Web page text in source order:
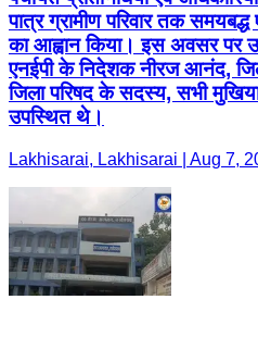
पात्र ग्रामीण परिवार तक
का आह्वान किया। इस अवसर पर
एनईपी के निदेशक नीरज आनंद,
जिला परिषद के सदस्य, सभी
उपस्थित थे।
Lakhisarai, Lakhisarai | Aug 7,